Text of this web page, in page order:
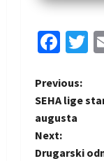
P
o
s
Previous:
SEHA lige
augusta
Next:
Drugarski